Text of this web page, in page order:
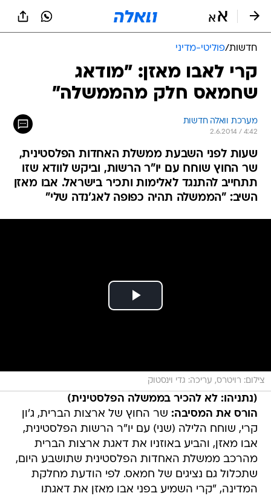
חדשות/פוליטי-מדיני
קרי לאבו מאזן: "מודאג
שחמאס חלק מהממשלה"
מערכת וואלה חדשות
2.6.2014 / 4:42
שעות לפני השבעת ממשלת האחדות הפלסטינית,
שר החוץ שוחח עם יו"ר הרשות, וביקש לוודא שזו
תתחייב להתנגד לאלימות ותכיר בישראל. אבו מאזן
השיב: "הממשלה תהיה כפופה לאג'נדה שלי"
צילום: רויטרס, עריכה: גדי וינסטוק
(נתניהו: לא להכיר בממשלה הפלסטינית)
הורס את המסיבה: שר החוץ של ארצות הברית, ג'ון
קרי, שוחח הלילה (שני) עם יו"ר הרשות הפלסטינית,
אבו מאזן, והביע באוזניו את דאגת ארצות הברית
מהרכב ממשלת האחדות הפלסטינית שתושבע היום,
שתכלול גם נציגים של חמאס. לפי הודעת מחלקת
המדינה, "קרי השמיע בפני אבו מאזן את דאגתו